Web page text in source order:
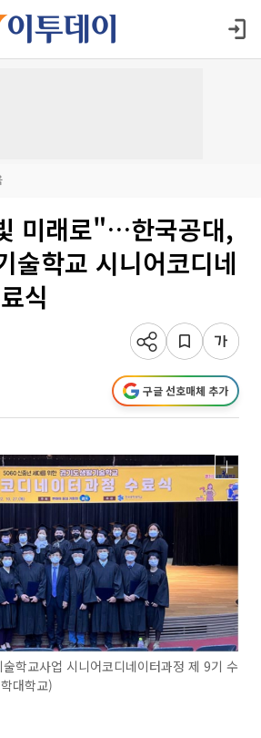
미래로"…한국공대,
술학교 시니어코디네
식
구글 선호매체 추가
학교사업 시니어코디네이터과정 제 9기 수
대학교)